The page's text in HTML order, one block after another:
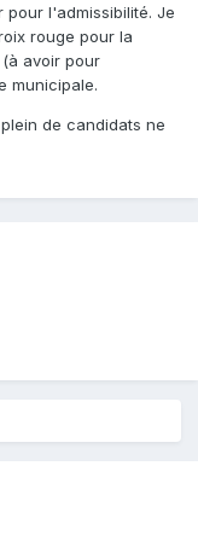
l'admissibilité. Je
rouge pour la
avoir pour
municipale.
de candidats ne